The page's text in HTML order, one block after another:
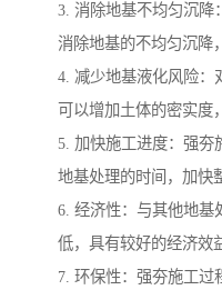
3. 消除地基不均匀沉降
消除地基的不均匀沉降
4. 减少地基液化风险：
可以增加土体的密实度
5. 加快施工进度：强夯
地基处理的时间，加快
6. 经济性：与其他地基
低，具有较好的经济效
7. 环保性：强夯施工过